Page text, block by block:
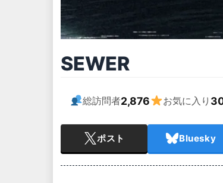
SEWER
総訪問者2,876 お気に入り
ポスト Bluesky